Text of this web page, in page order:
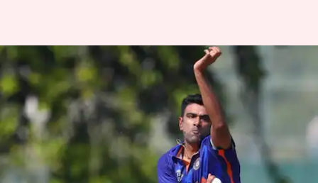
ప్రపంచ కప్ జట్టులోకి స్టార్ స్పిన్నర్
రవిచంద్రన్ అశ్విన్.. చెప్పకనే
చెప్పేసిన కెప్టెన్ రోహిత్
వ్రాసిన వారు TEJAVYAS BESTHA Sep 19, 2023 11:52 am
ఈ వార్తాకథనం ఏంటి